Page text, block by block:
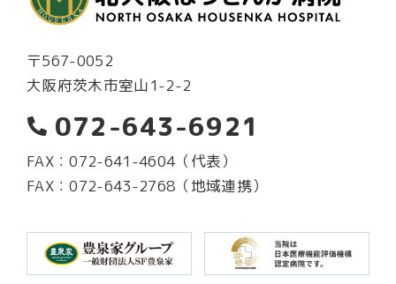
〒567-0052
大阪府茨木市室山1-2-2
072-643-6921
FAX：072-641-4604（代表）
FAX：072-643-2768（地域連携）